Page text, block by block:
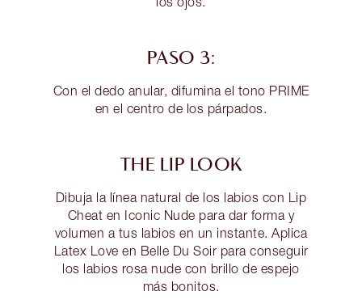
PASO 3:
Con el dedo anular, difumina el tono PRIME
en el centro de los párpados.
THE LIP LOOK
Dibuja la línea natural de los labios con Lip
Cheat en Iconic Nude para dar forma y
volumen a tus labios en un instante. Aplica
Latex Love en Belle Du Soir para conseguir
los labios rosa nude con brillo de espejo
más bonitos.